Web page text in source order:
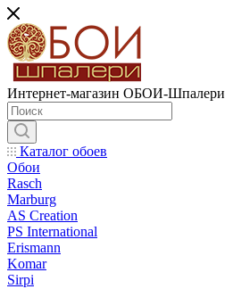
Интернет-магазин ОБОИ-Шпалери
Каталог обоев
Обои
Rasch
Marburg
AS Creation
PS International
Erismann
Komar
Sirpi